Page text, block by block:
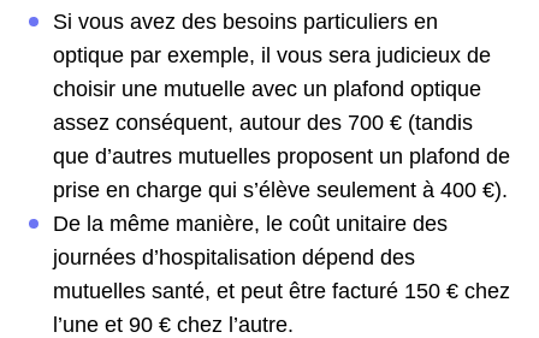
Si vous avez des besoins particuliers en
optique par exemple, il vous sera judicieux de
choisir une mutuelle avec un plafond optique
assez conséquent, autour des 700 € (tandis
que d’autres mutuelles proposent un plafond de
prise en charge qui s’élève seulement à 400 €).
De la même manière, le coût unitaire des
journées d’hospitalisation dépend des
mutuelles santé, et peut être facturé 150 € chez
l’une et 90 € chez l’autre.